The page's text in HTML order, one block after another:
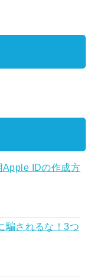
IDの作成方
騙されるな！3つ